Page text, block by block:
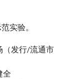
实验。
（发行/流通市
全